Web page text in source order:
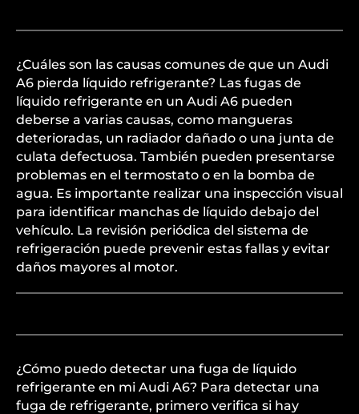
¿Cuáles son las causas comunes de que un Audi
A6 pierda líquido refrigerante? Las fugas de
líquido refrigerante en un Audi A6 pueden
deberse a varias causas, como mangueras
deterioradas, un radiador dañado o una junta de
culata defectuosa. También pueden presentarse
problemas en el termostato o en la bomba de
agua. Es importante realizar una inspección visual
para identificar manchas de líquido debajo del
vehículo. La revisión periódica del sistema de
refrigeración puede prevenir estas fallas y evitar
daños mayores al motor.
¿Cómo puedo detectar una fuga de líquido
refrigerante en mi Audi A6? Para detectar una
fuga de refrigerante, primero verifica si hay